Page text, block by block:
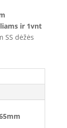
ir 1vnt
SS dėžės